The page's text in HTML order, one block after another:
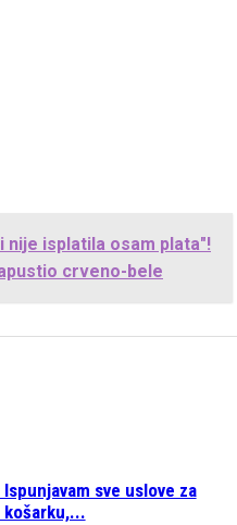
nije isplatila osam plata"!
crveno-bele
sve uslove za